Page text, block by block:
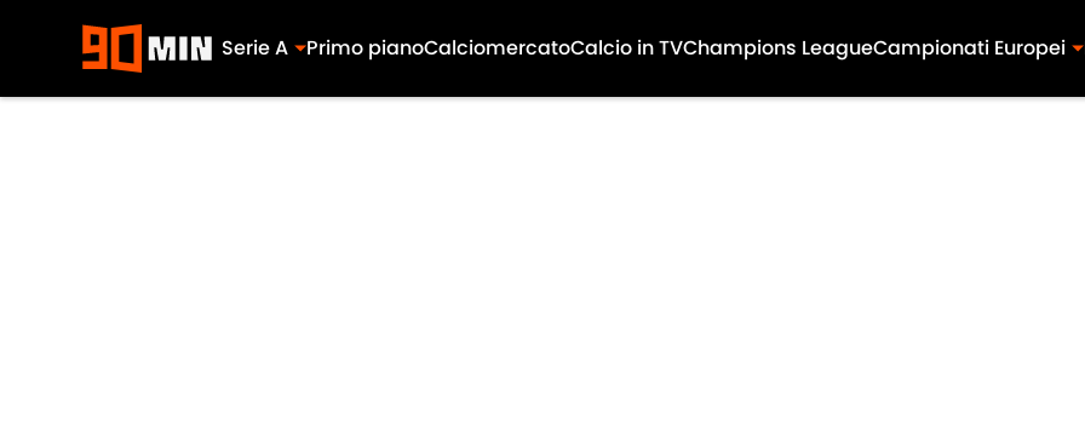
Serie A Primo pianoCalciomercatoCalcio in TVChampions LeagueCampionati Europei